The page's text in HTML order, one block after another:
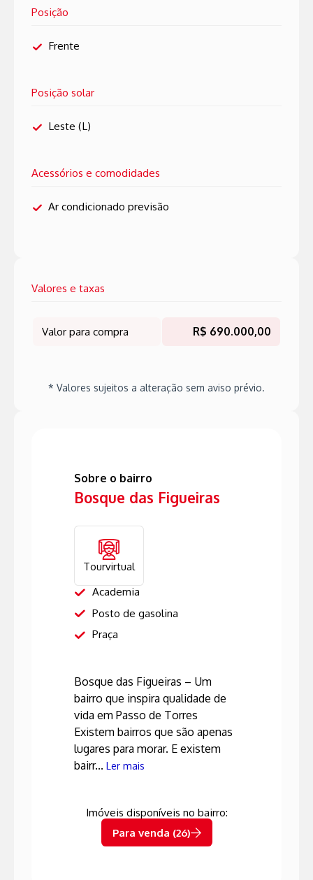
Posição
Frente
Posição solar
Leste (L)
Acessórios e comodidades
Ar condicionado previsão
Valores e taxas
Valor para compra R$ 690.000,00
* Valores sujeitos a alteração sem aviso prévio.
Sobre o bairro
Bosque das Figueiras
Academia
Posto de gasolina
Praça
Tourvirtual
Bosque das Figueiras – Um
bairro que inspira qualidade de
vida em Passo de Torres
Existem bairros que são apenas
lugares para morar. E existem
bairr... Ler mais
Imóveis disponíveis no bairro:
Para venda (26)